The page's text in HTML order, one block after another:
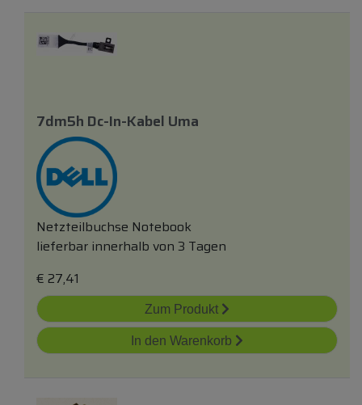
7dm5h Dc-In-Kabel Uma
Netzteilbuchse Notebook
lieferbar innerhalb von 3 Tagen
€ 27,41
Zum Produkt
In den Warenkorb